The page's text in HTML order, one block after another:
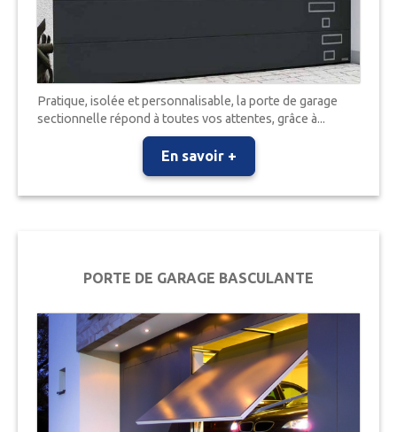
Pratique, isolée et personnalisable, la porte de garage
sectionnelle répond à toutes vos attentes, grâce à...
En savoir +
PORTE DE GARAGE BASCULANTE